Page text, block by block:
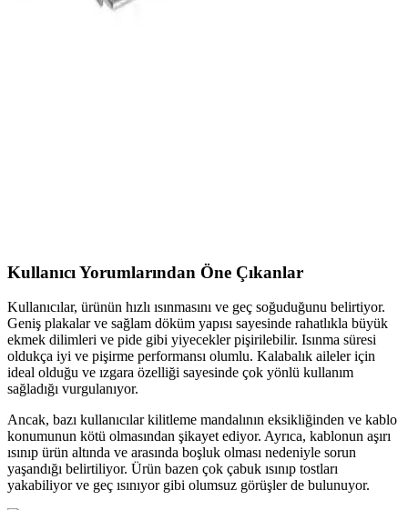
Kullanıcı Yorumlarından Öne Çıkanlar
Kullanıcılar, ürünün hızlı ısınmasını ve geç soğuduğunu belirtiyor.
Geniş plakalar ve sağlam döküm yapısı sayesinde rahatlıkla büyük
ekmek dilimleri ve pide gibi yiyecekler pişirilebilir. Isınma süresi
oldukça iyi ve pişirme performansı olumlu. Kalabalık aileler için
ideal olduğu ve ızgara özelliği sayesinde çok yönlü kullanım
sağladığı vurgulanıyor.
Ancak, bazı kullanıcılar kilitleme mandalının eksikliğinden ve kablo
konumunun kötü olmasından şikayet ediyor. Ayrıca, kablonun aşırı
ısınıp ürün altında ve arasında boşluk olması nedeniyle sorun
yaşandığı belirtiliyor. Ürün bazen çok çabuk ısınıp tostları
yakabiliyor ve geç ısınıyor gibi olumsuz görüşler de bulunuyor.